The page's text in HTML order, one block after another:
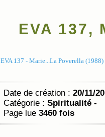
EVA 137,
EVA 137 - Marie...La Poverella (1988)
Date de création : 20/11/
Catégorie : Spiritualité -
Page lue 3460 fois